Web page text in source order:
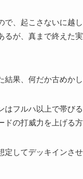
、起こさないに越し
るが、真まで終えた
果、何だか古めかし
フルハ以上で帯びる
ドの打威力を上げる
定してデッキインさ